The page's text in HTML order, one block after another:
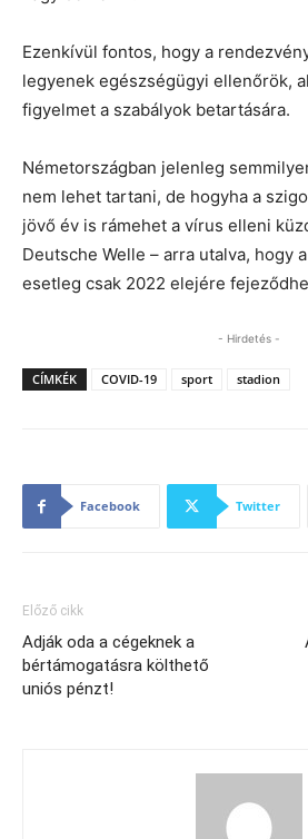
Ezenkívül fontos, hogy a
legyenek egészségügyi ellenőrök,
figyelmet a szabályok betartására.
Németországban jelenleg
nem lehet tartani, de hogyha a
jövő év is rámehet a vírus elleni
Deutsche Welle – arra utalva, hogy
esetleg csak 2022 elejére
- Hirdetés -
CÍMKÉK COVID-19 sport stadion
Facebook Twitter
Előző cikk
Adják oda a cégeknek a
bértámogatásra költhető
uniós pénzt!